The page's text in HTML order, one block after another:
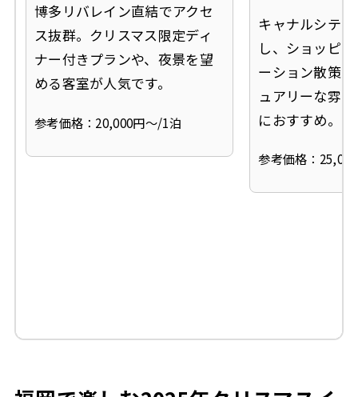
博多リバレイン直結でアクセ
ス抜群。クリスマス限定ディ
ナー付きプランや、夜景を望
める客室が人気です。
参考価格：20,000円〜/1泊
キャナルシテ
し、ショッピ
ーション散策
ュアリーな雰
におすすめ。
参考価格：